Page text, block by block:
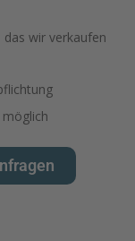
wir verkaufen